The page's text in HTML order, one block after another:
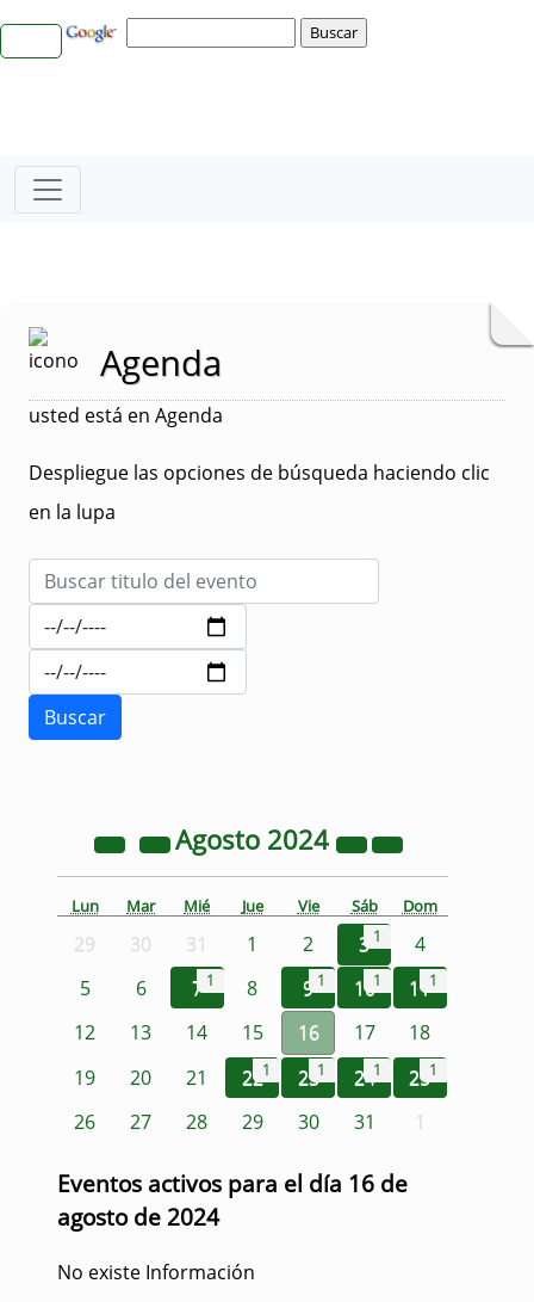
Agenda
usted está en Agenda
Despliegue las opciones de búsqueda haciendo clic
en la lupa
Agosto 2024
Lun Mar Mié Jue Vie Sáb Dom
29 30 31 1 2 3 1
4
5
6 7 1 8 9 1 101 111
12 13 14 15 16 17
18
19
20 21 221 231 241 251
26 27 28 29 30 31 1
Eventos activos para el día 16 de
agosto de 2024
No existe Información